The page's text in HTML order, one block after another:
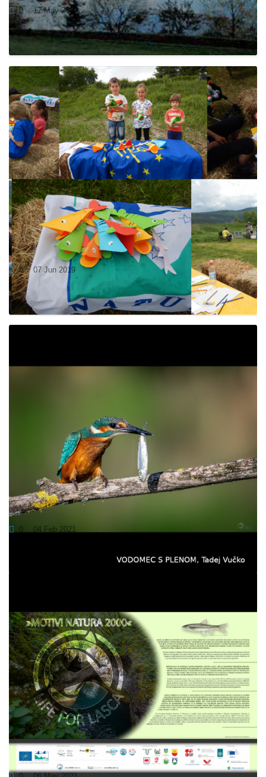
0 17 May 2019
V okviru mednarodnega projekta LIFE for LASCA se bomo
udeležili prireditve Dnevi Notranjskega parka, ki...
NA CERKNIŠKEM JEZERU SMO PREŽIVELI
ČUDOVIT DAN
0 07 Jun 2019
Zadnjo soboto v mesecu maju smo na povabilo organizatorja
obiskali Dneve notranjskega parka, kjer smo...
NAGRAJENCI FOTOGRAFSKEGA NATEČAJA
"MOTIVI NATURA 2000"
0 04 Feb 2021
RAZSTAVA »MOTIVI NATURA 2000« NA
KRAKOVSKEM NABREŽJU V LJUBLJANI